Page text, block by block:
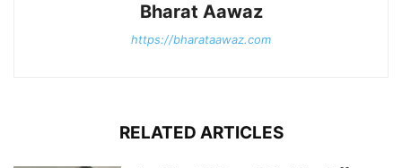
Bharat Aawaz
https://bharataawaz.com
RELATED ARTICLES